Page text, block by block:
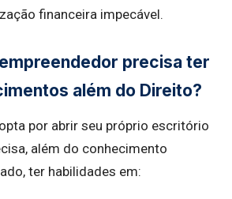
financeira impecável.
precisa ter
além do Direito?
por abrir seu próprio escritório
além do conhecimento
ter habilidades em: